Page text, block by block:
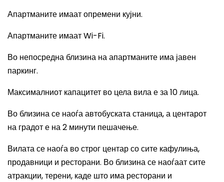
Апартманите имаат опремени кујни.
Апартманите имаатWi-Fi.
Во непосредна близина на апартманите има јавен
паркинг.
Максималниот капацитет во цела вила е за 10 лица.
Во близина се наоѓа автобуската станица, а центарот
на градот е на 2 минути пешачење.
Вилата се наоѓа во строг центар со сите кафулиња,
продавници и ресторани. Во близина се наоѓаат сите
атракции, терени, каде што има ресторани и